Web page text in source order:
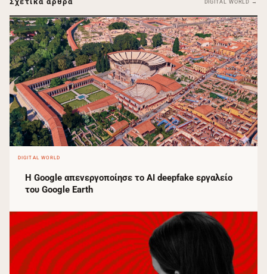
DIGITAL WORLD →
DIGITAL WORLD
Η Google απενεργοποίησε το AI deepfake εργαλείο
του Google Earth